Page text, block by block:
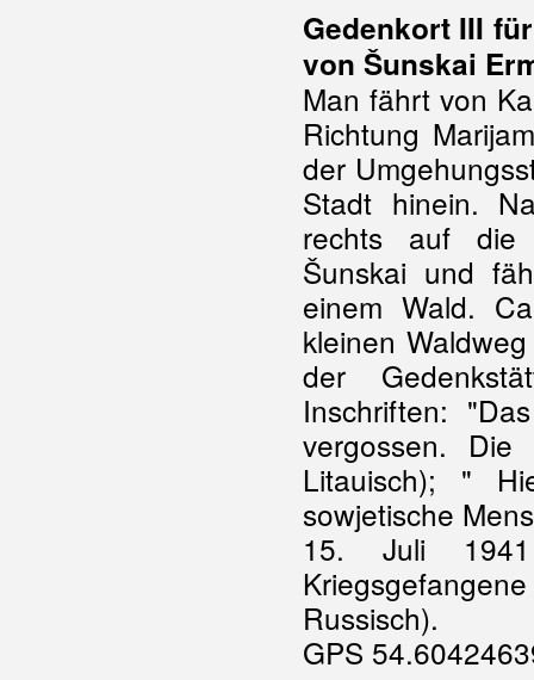
Gedenkort III
von Šunskai
Man fährt von
Richtung
der
Stadt hinein.
rechts auf die
Šunskai und
einem Wald.
kleinen
der
Inschriften:
vergossen.
Litauisch); "
sowjetische
15. Juli 1941
Russisch).
GPS